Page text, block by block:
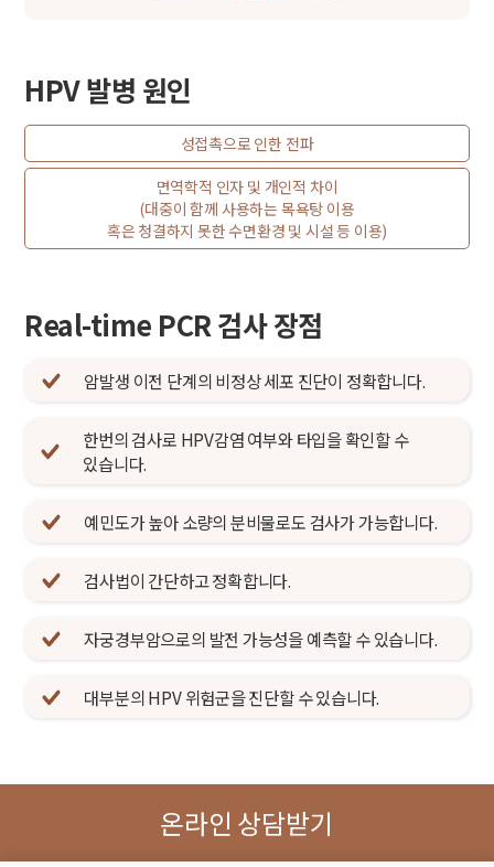
HPV 발병 원인
성접촉으로 인한 전파
면역학적 인자 및 개인적 차이
(대중이 함께 사용하는 목욕탕 이용
혹은 청결하지 못한 수면환경 및 시설 등 이용)
Real-time PCR 검사 장점
암발생 이전 단계의 비정상 세포 진단이 정확합니다.
한번의 검사로 HPV감염 여부와 타입을 확인할 수
있습니다.
예민도가 높아 소량의 분비물로도 검사가 가능합니다.
검사법이 간단하고 정확합니다.
자궁경부암으로의 발전 가능성을 예측할 수 있습니다.
대부분의 HPV 위험군을 진단할 수 있습니다.
온라인 상담받기